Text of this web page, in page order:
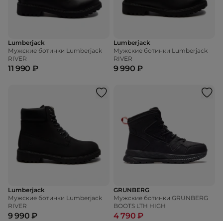
Lumberjack
Мужские ботинки Lumberjack
RIVER
11 990 ₽
Lumberjack
Мужские ботинки Lumberjack
RIVER
9 990 ₽
Lumberjack
Мужские ботинки Lumberjack
RIVER
9 990 ₽
GRUNBERG
Мужские ботинки GRUNBERG
BOOTS LTH HIGH
4 790 ₽